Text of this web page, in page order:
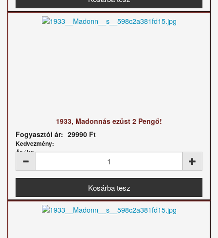
1933, Madonnás ezüst 2 Pengő!
Fogyasztói ár: 29990 Ft
Kedvezmény:
Ár / kg: